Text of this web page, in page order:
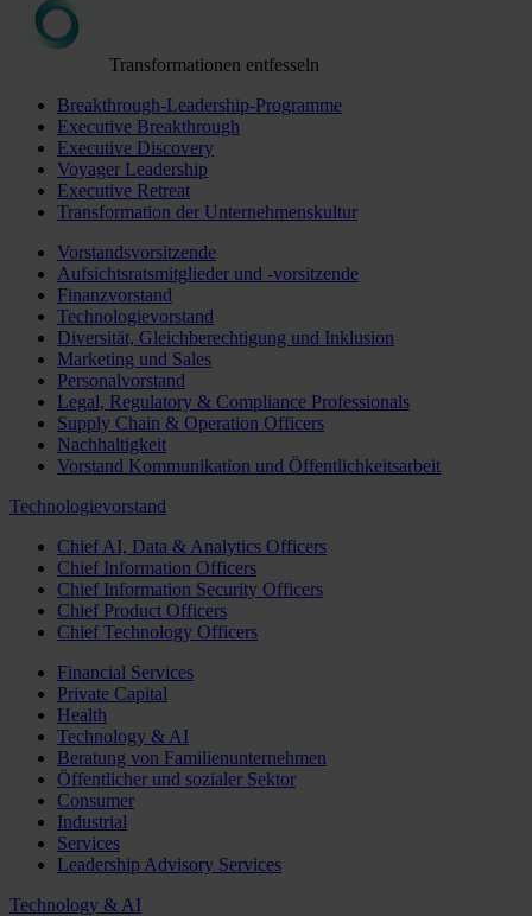
Transformationen entfesseln
Breakthrough-Leadership-Programme
Executive Breakthrough
Executive Discovery
Voyager Leadership
Executive Retreat
Transformation der Unternehmenskultur
Vorstandsvorsitzende
Aufsichtsratsmitglieder und -vorsitzende
Finanzvorstand
Technologievorstand
Diversität, Gleichberechtigung und Inklusion
Marketing und Sales
Personalvorstand
Legal, Regulatory & Compliance Professionals
Supply Chain & Operation Officers
Nachhaltigkeit
Vorstand Kommunikation und Öffentlichkeitsarbeit
Technologievorstand
Chief AI, Data & Analytics Officers
Chief Information Officers
Chief Information Security Officers
Chief Product Officers
Chief Technology Officers
Financial Services
Private Capital
Health
Technology & AI
Beratung von Familienunternehmen
Öffentlicher und sozialer Sektor
Consumer
Industrial
Services
Leadership Advisory Services
Technology & AI